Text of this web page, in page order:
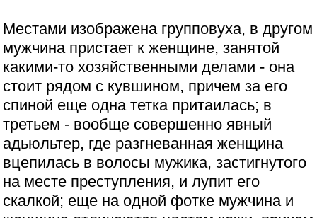
Местами изображена групповуха, в другом
мужчина пристает к женщине, занятой
какими-то хозяйственными делами - она
стоит рядом с кувшином, причем за его
спиной еще одна тетка притаилась; в
третьем - вообще совершенно явный
адьюльтер, где разгневанная женщина
вцепилась в волосы мужика, застигнутого
на месте преступления, и лупит его
скалкой; еще на одной фотке мужчина и